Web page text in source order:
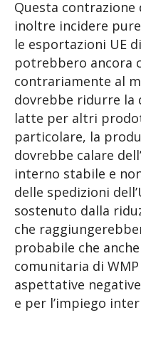
Questa
inoltre incidere
le esportazioni UE
potrebbero ancora
contrariamente al
dovrebbe ridurre la
latte per altri
particolare, la
dovrebbe calare
interno stabile e
delle spedizioni
sostenuto dalla
che
probabile che
comunitaria di
aspettative
e per l’impiego